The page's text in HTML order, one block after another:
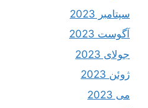
سپتامبر 2023
آگوست 2023
جولای 2023
ژوئن 2023
می 2023